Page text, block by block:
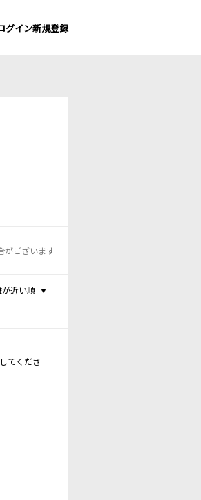
グイン新規登録
がございます
が近い順
てくださ